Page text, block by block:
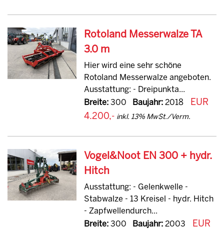
Rotoland Messerwalze TA
3.0 m
Hier wird eine sehr schöne
Rotoland Messerwalze angeboten.
Ausstattung: - Dreipunkta...
Breite:300 Baujahr:2018
EUR
4.200,- inkl. 13% MwSt./Verm.
Vogel&Noot EN 300 + hydr.
Hitch
Ausstattung: - Gelenkwelle -
Stabwalze - 13 Kreisel - hydr. Hitch
- Zapfwellendurch...
Breite:300 Baujahr:2003
EUR